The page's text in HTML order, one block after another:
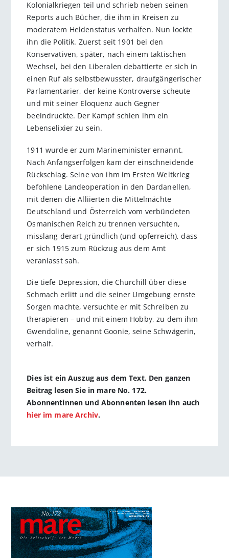
Kolonialkriegen teil und schrieb neben seinen
Reports auch Bücher, die ihm in Kreisen zu
moderatem Heldenstatus verhalfen. Nun lockte
ihn die Politik. Zuerst seit 1901 bei den
Konservativen, später, nach einem taktischen
Wechsel, bei den Liberalen debattierte er sich in
einen Ruf als selbstbewuss­ter, draufgängerischer
Parlamentarier, der keine Kontroverse scheute
und mit seiner Eloquenz auch Gegner
beeindruckte. Der Kampf schien ihm ein
Lebenselixier zu sein.
1911 wurde er zum Marineminister ernannt.
Nach Anfangserfolgen kam der einschneidende
Rückschlag. Seine von ihm im Ersten Weltkrieg
befohlene Landeoperation in den Dardanellen,
mit denen die Alliierten die Mittelmächte
Deutschland und Österreich vom verbündeten
Osmanischen Reich zu trennen versuchten,
misslang derart gründlich (und opferreich), dass
er sich 1915 zum Rückzug aus dem Amt
veranlasst sah.
Die tiefe Depression, die Churchill über diese
Schmach erlitt und die seiner Umgebung ernste
Sorgen machte, versuchte er mit Schreiben zu
therapieren – und mit einem Hobby, zu dem ihm
Gwendoline, genannt Goonie, seine Schwägerin,
verhalf.
Dies ist ein Auszug aus dem Text. Den ganzen
Beitrag lesen Sie in mare No. 172.
Abonnentinnen und Abonnenten lesen ihn auch
hier im mare Archiv.